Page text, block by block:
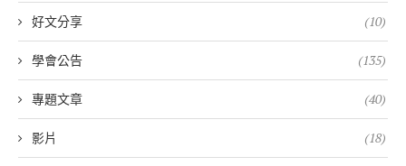
好文分享 (10)
學會公告 (135)
專題文章 (40)
影片 (18)